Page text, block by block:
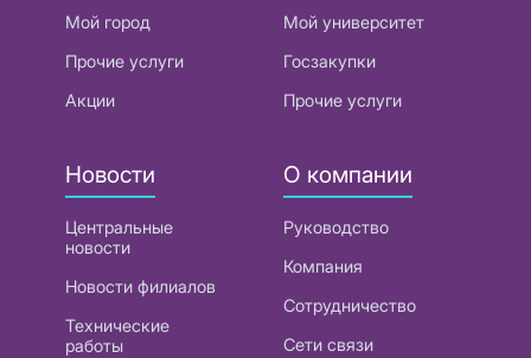
Мой город
Прочие услуги
Акции
Мой университет
Госзакупки
Прочие услуги
Новости
Центральные
новости
Новости филиалов
Технические
работы
О компании
Руководство
Компания
Сотрудничество
Сети связи